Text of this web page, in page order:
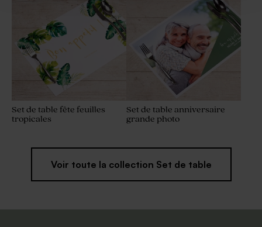
Set de table fête feuilles
tropicales
Set de table anniversaire
grande photo
Voir toute la collection Set de table